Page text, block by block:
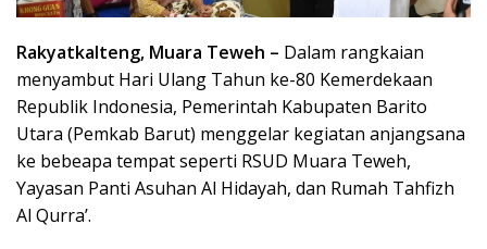
Rakyatkalteng, Muara Teweh – Dalam rangkaian
menyambut Hari Ulang Tahun ke-80 Kemerdekaan
Republik Indonesia, Pemerintah Kabupaten Barito
Utara (Pemkab Barut) menggelar kegiatan anjangsana
ke bebeapa tempat seperti RSUD Muara Teweh,
Yayasan Panti Asuhan Al Hidayah, dan Rumah Tahfizh
Al Qurra’.